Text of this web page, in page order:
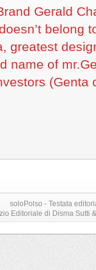
Gerald
belong
greatest
name of
(Genta
soloPolso - Testata
Editoriale di Disma Sutti